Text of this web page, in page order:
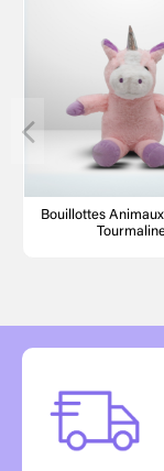
Bouillottes